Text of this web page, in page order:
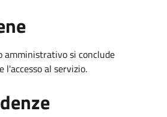
amministrativo si conclude
al servizio.